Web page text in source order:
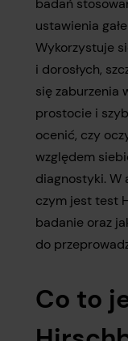
badań
ustawienia
Wykorzystuje
i dorosłych,
się zaburzenia
prostocie i
ocenić, czy
względem
diagnostyki. W
czym jest test
badanie oraz
do
Co to